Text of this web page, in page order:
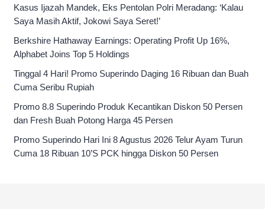
Kasus Ijazah Mandek, Eks Pentolan Polri Meradang: ‘Kalau
Saya Masih Aktif, Jokowi Saya Seret!’
Berkshire Hathaway Earnings: Operating Profit Up 16%,
Alphabet Joins Top 5 Holdings
Tinggal 4 Hari! Promo Superindo Daging 16 Ribuan dan Buah
Cuma Seribu Rupiah
Promo 8.8 Superindo Produk Kecantikan Diskon 50 Persen
dan Fresh Buah Potong Harga 45 Persen
Promo Superindo Hari Ini 8 Agustus 2026 Telur Ayam Turun
Cuma 18 Ribuan 10’S PCK hingga Diskon 50 Persen